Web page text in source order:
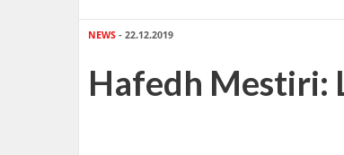
NEWS - 22.12.2019
Hafedh Mestiri: